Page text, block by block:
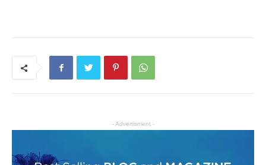
- Advertisment -